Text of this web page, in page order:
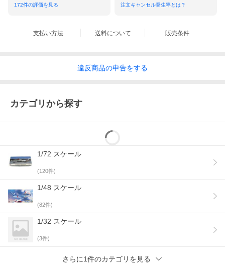
172件の評価を見る 注文キャンセル発生率とは？
支払い方法 送料について 販売条件
違反商品の申告をする
カテゴリから探す
1/72 スケール
(120件)
1/48 スケール
(82件)
1/32 スケール
(3件)
さらに1件のカテゴリを見る